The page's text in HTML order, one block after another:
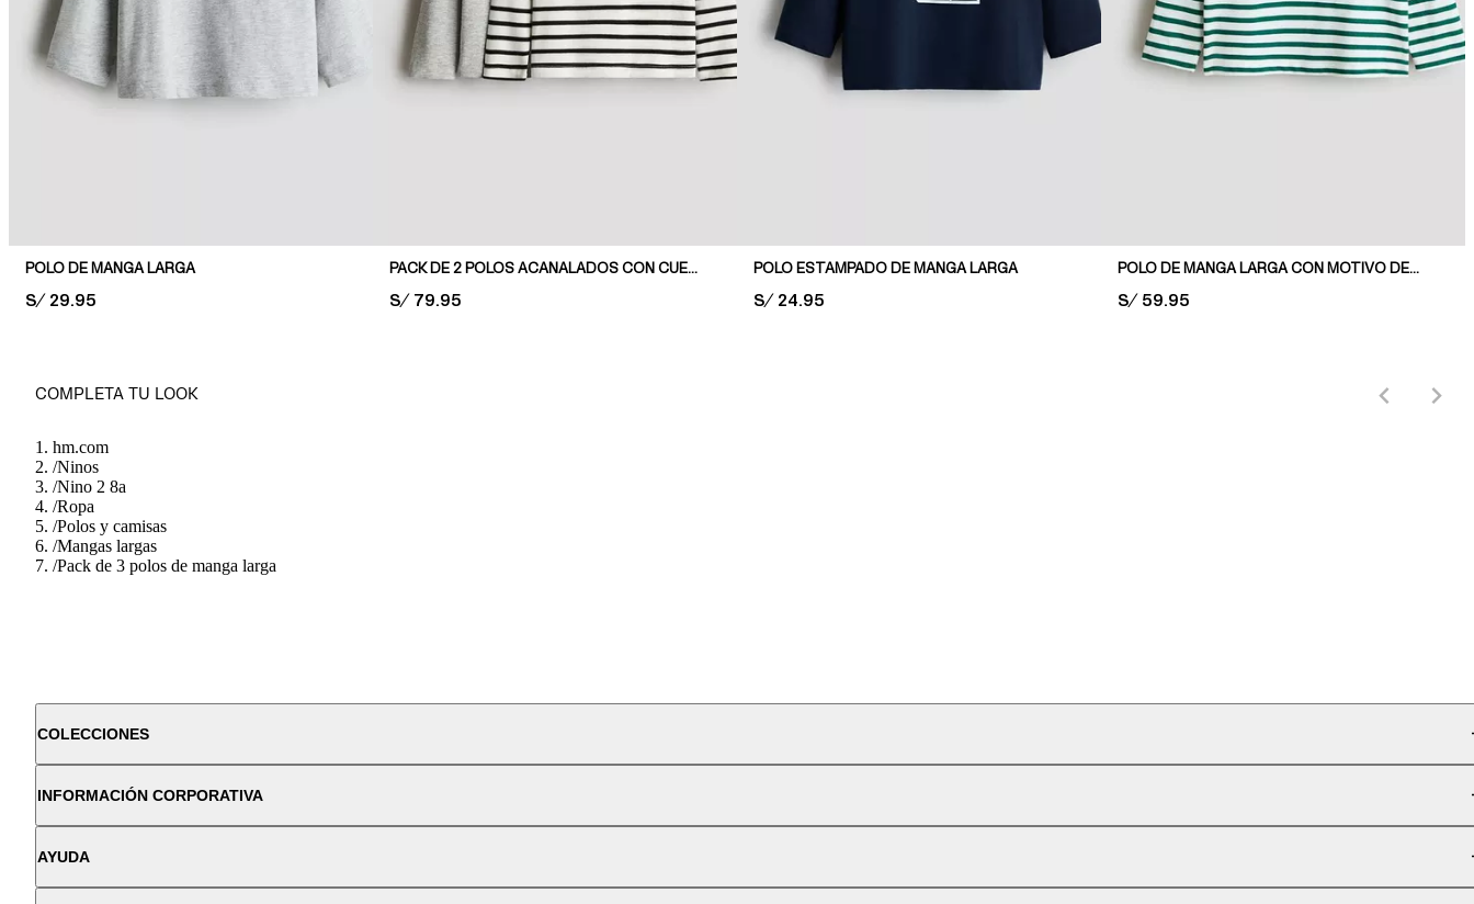
POLO DE MANGA LARGA
PRICE:
S/ 29.95
PACK DE 2 POLOS ACANALADOS CON CUELLO HENLEY
PRICE:
S/ 79.95
POLO ESTAMPADO DE MANGA LARGA
PRICE:
S/ 24.95
POLO DE MANGA LARGA CON MOTIVO DECORATIVO
PRICE:
S/ 59.95
COMPLETA TU LOOK
hm.com
/Ninos
/Nino 2 8a
/Ropa
/Polos y camisas
/Mangas largas
/Pack de 3 polos de manga larga
COLECCIONES
INFORMACIÓN CORPORATIVA
AYUDA